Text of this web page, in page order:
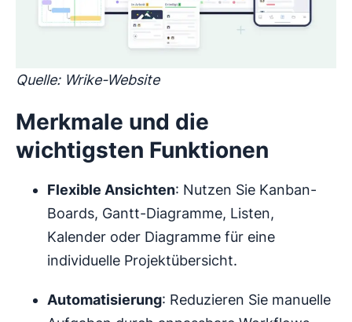
Quelle: Wrike-Website
Merkmale und die
wichtigsten Funktionen
Flexible Ansichten: Nutzen Sie Kanban-
Boards, Gantt-Diagramme, Listen,
Kalender oder Diagramme für eine
individuelle Projektübersicht.
Automatisierung: Reduzieren Sie manuelle